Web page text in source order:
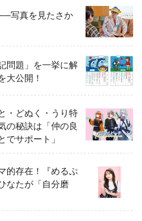
写真を見たさか
問題」を一挙に解
公開！
・どぬく・うり特
秘訣は「仲の良
でサポート」
的存在！『めるぷ
なたが「自分磨